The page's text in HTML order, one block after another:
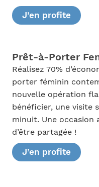
J’en profite
Prêt-à-Porter
Réalisez 70%
porter féminin
nouvelle opération
bénéficier, une visite
minuit. Une occasion
d’être partagée !
J’en profite